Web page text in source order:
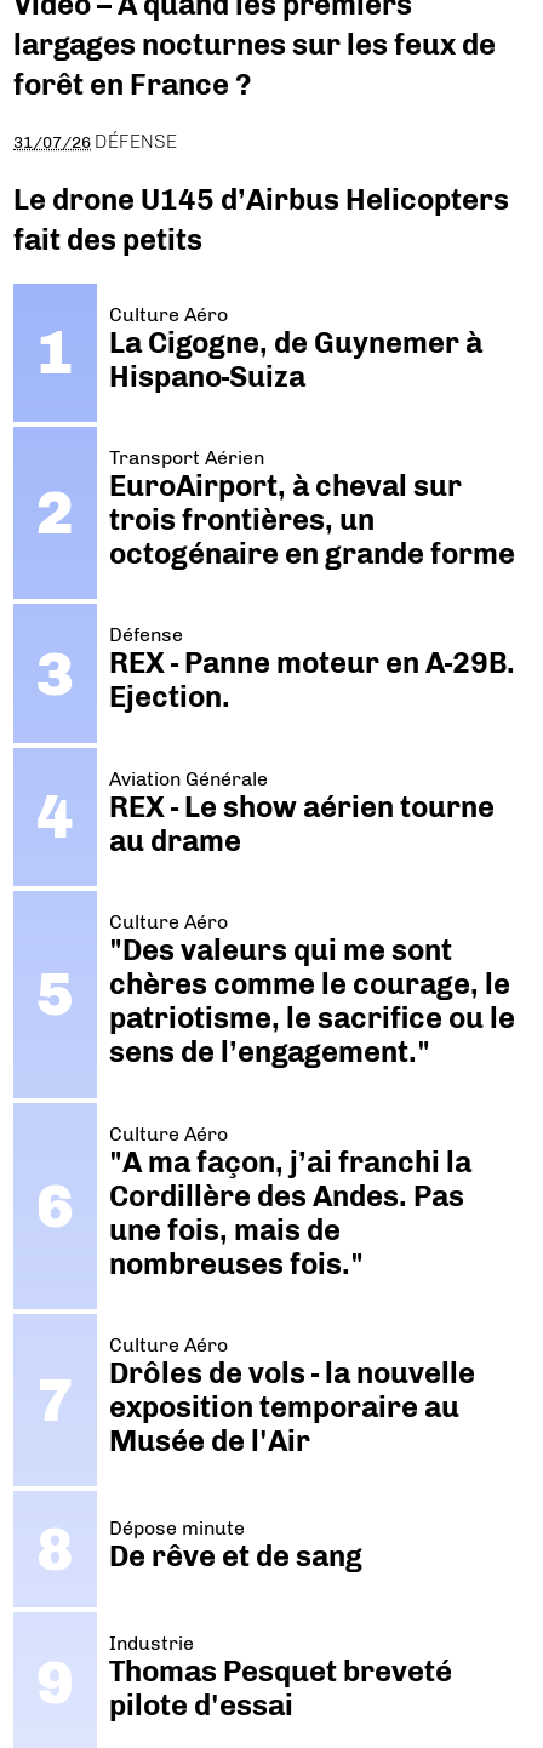
largages nocturnes sur les feux de
forêt en France ?
31/07/26 DÉFENSE
Le drone U145 d’Airbus Helicopters
fait des petits
Culture Aéro
La Cigogne, de Guynemer à
Hispano-Suiza
Transport Aérien
EuroAirport, à cheval sur
trois frontières, un
octogénaire en grande forme
Défense
REX - Panne moteur en A-29B.
Ejection.
Aviation Générale
REX - Le show aérien tourne
au drame
Culture Aéro
"Des valeurs qui me sont
chères comme le courage, le
patriotisme, le sacrifice ou le
sens de l’engagement."
Culture Aéro
"A ma façon, j’ai franchi la
Cordillère des Andes. Pas
une fois, mais de
nombreuses fois."
Culture Aéro
Drôles de vols - la nouvelle
exposition temporaire au
Musée de l'Air
Dépose minute
De rêve et de sang
Industrie
Thomas Pesquet breveté
pilote d'essai